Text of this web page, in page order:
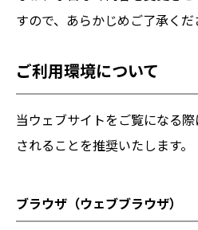
すので、あらかじめご了承くだ
ご利用環境について
当ウェブサイトをご覧になる
されることを推奨いたします。
ブラウザ（ウェブブラウザ）